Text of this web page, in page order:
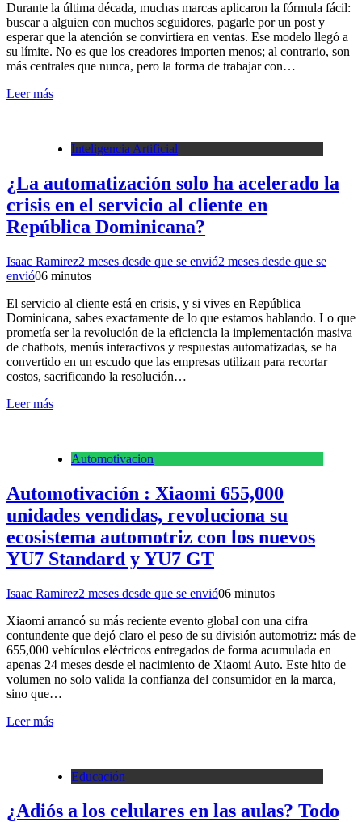
Durante la última década, muchas marcas aplicaron la fórmula fácil:
buscar a alguien con muchos seguidores, pagarle por un post y
esperar que la atención se convirtiera en ventas. Ese modelo llegó a
su límite. No es que los creadores importen menos; al contrario, son
más centrales que nunca, pero la forma de trabajar con…
Leer más
Inteligencia Artificial
¿La automatización solo ha acelerado la
crisis en el servicio al cliente en
República Dominicana?
Isaac Ramirez2 meses desde que se envió2 meses desde que se
envió06 minutos
El servicio al cliente está en crisis, y si vives en República
Dominicana, sabes exactamente de lo que estamos hablando. Lo que
prometía ser la revolución de la eficiencia la implementación masiva
de chatbots, menús interactivos y respuestas automatizadas, se ha
convertido en un escudo que las empresas utilizan para recortar
costos, sacrificando la resolución…
Leer más
Automotivacion
Automotivación : Xiaomi 655,000
unidades vendidas, revoluciona su
ecosistema automotriz con los nuevos
YU7 Standard y YU7 GT
Isaac Ramirez2 meses desde que se envió06 minutos
Xiaomi arrancó su más reciente evento global con una cifra
contundente que dejó claro el peso de su división automotriz: más de
655,000 vehículos eléctricos entregados de forma acumulada en
apenas 24 meses desde el nacimiento de Xiaomi Auto. Este hito de
volumen no solo valida la confianza del consumidor en la marca,
sino que…
Leer más
Educación
¿Adiós a los celulares en las aulas? Todo